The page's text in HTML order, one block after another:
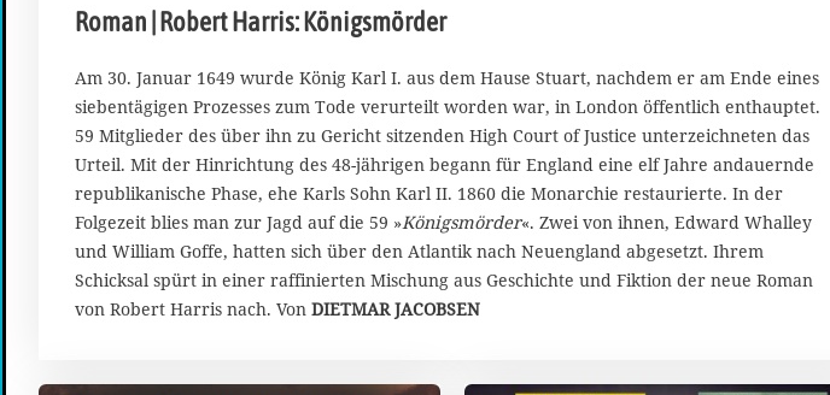
J
n
u
r
2
0
2
3
Roman | Robert Harris: Königsmörder
Am 30. Januar 1649 wurde König Karl I. aus dem Hause Stuart, nachdem er am Ende eines
siebentägigen Prozesses zum Tode verurteilt worden war, in London öffentlich enthauptet.
59 Mitglieder des über ihn zu Gericht sitzenden High Court of Justice unterzeichneten das
Urteil. Mit der Hinrichtung des 48-jährigen begann für England eine elf Jahre andauernde
republikanische Phase, ehe Karls Sohn Karl II. 1860 die Monarchie restaurierte. In der
Folgezeit blies man zur Jagd auf die 59 »Königsmörder«. Zwei von ihnen, Edward Whalley
und William Goffe, hatten sich über den Atlantik nach Neuengland abgesetzt. Ihrem
Schicksal spürt in einer raffinierten Mischung aus Geschichte und Fiktion der neue Roman
von Robert Harris nach. Von DIETMAR JACOBSEN